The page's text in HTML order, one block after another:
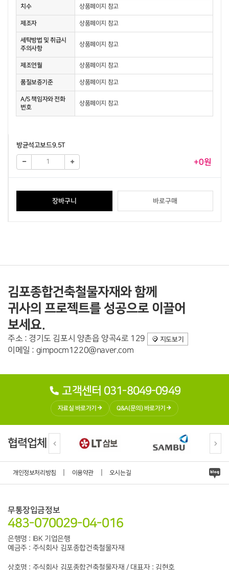
치수 상품페이지 참고
제조자 상품페이지 참고
세탁방법 및 취급시
주의사항
상품페이지 참고
제조연월 상품페이지 참고
품질보증기준 상품페이지 참고
A/S 책임자와 전화
번호
상품페이지 참고
방균석고보드9.5T
+0원
장바구니 바로구매
김포종합건축철물자재와 함께
귀사의 프로젝트를 성공으로 이끌어
보세요.
주소 : 경기도 김포시 양촌읍 양곡4로 129 지도보기
이메일 : gimpocm1220@naver.com
고객센터 031-8049-0949
자료실 바로가기 Q&A(문의) 바로가기
협력업체
개인정보처리방침 이용약관 오시는길
상호명 : 주식회사 김포종합건축철물자재 / 대표자 : 김현호
무통장입금정보
483-070029-04-016
은행명 : IBK 기업은행
예금주 : 주식회사 김포종합건축철물자재